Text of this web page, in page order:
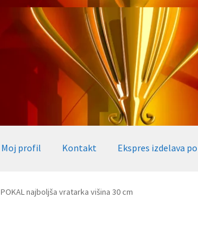
Moj profil Kontakt Ekspres izdelava
24h Embed iList Galerija medalje
POKAL najboljša vratarka višina 30 cm